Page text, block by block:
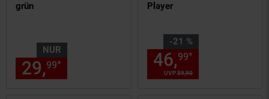
grün
NUR
29,99* € Sternchen
Player
-21 %
Sie Sparen 21 Prozent,
UVP59,90
46,99*